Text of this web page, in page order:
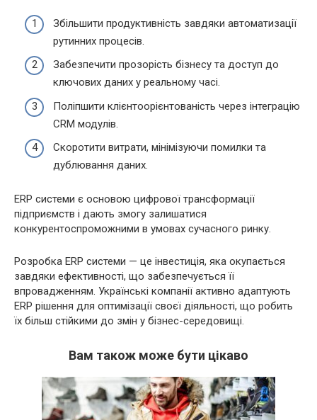
Збільшити продуктивність завдяки автоматизації
рутинних процесів.
Забезпечити прозорість бізнесу та доступ до
ключових даних у реальному часі.
Поліпшити клієнтоорієнтованість через інтеграцію
CRM модулів.
Скоротити витрати, мінімізуючи помилки та
дублювання даних.
ERP системи є основою цифрової трансформації
підприємств і дають змогу залишатися
конкурентоспроможними в умовах сучасного ринку.
Розробка ERP системи — це інвестиція, яка окупається
завдяки ефективності, що забезпечується її
впровадженням. Українські компанії активно адаптують
ERP рішення для оптимізації своєї діяльності, що робить
їх більш стійкими до змін у бізнес-середовищі.
Вам також може бути цікаво